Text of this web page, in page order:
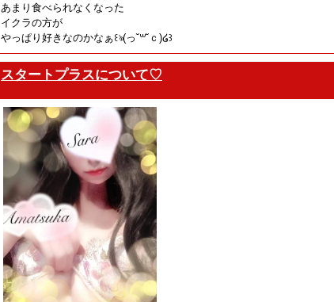
あまり食べられなくなった
イクラの方が
やっぱり好きなのかなぁ꒰ঌ(っ˘꒳˘ｃ)‪໒꒱
スタートプラスについて♡